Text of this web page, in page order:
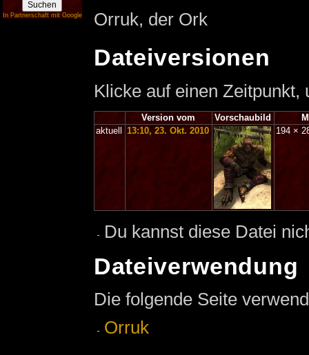
In Partnerschaft mit Google
Orruk, der Ork
Dateiversionen
Klicke auf einen
Version vom Vorschaubild
aktuell
13:10, 23. Okt. 2010 194 ×
Du kannst diese Datei
Dateiverwendung
Die folgende Seite
Orruk